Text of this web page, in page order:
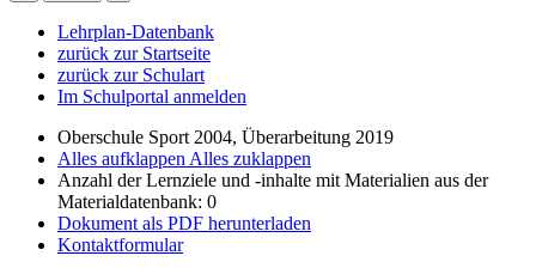
Lehrplan-Datenbank
zurück zur Startseite
zurück zur Schulart
Im Schulportal anmelden
Oberschule Sport 2004, Überarbeitung 2019
Alles aufklappen Alles zuklappen
Anzahl der Lernziele und -inhalte mit Materialien aus der
Materialdatenbank: 0
Dokument als PDF herunterladen
Kontaktformular